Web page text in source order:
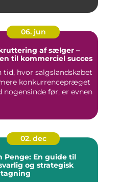
06. jun
af sælger –
til kommerciel succes
tid, hvor salgslandskabet
konkurrencepræget
nogensinde før, er evnen
02. dec
Penge: En guide til
og strategisk